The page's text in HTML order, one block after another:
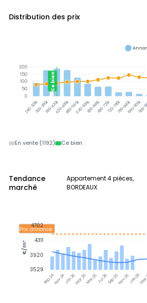
Distribution des prix
240-300k300-360k360-420k420-480k480-540k540-600k600-660k660-720k720-780k780-840k840-900k
Ce bien
200
150
100
50
0
En vente (1192) Ce bien
Tendance
marché
Appartement 4 pièces,
BORDEAUX
Sep 24Nov 24Jan 25Mar 25Mai 25Jul 25Sep 25Nov 25Jan 26
Prix annonce
4702
4311
3920
3529
€/m²